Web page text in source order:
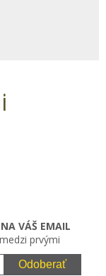
VÁŠ EMAIL
prvými
Odoberať